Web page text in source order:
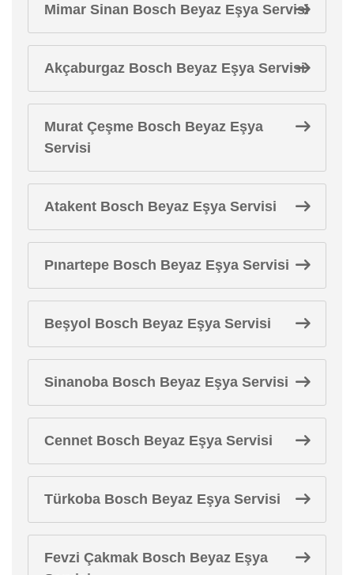
Mimar Sinan Bosch Beyaz Eşya Servisi
Akçaburgaz Bosch Beyaz Eşya Servisi
Murat Çeşme Bosch Beyaz Eşya
Servisi
Atakent Bosch Beyaz Eşya Servisi
Pınartepe Bosch Beyaz Eşya Servisi
Beşyol Bosch Beyaz Eşya Servisi
Sinanoba Bosch Beyaz Eşya Servisi
Cennet Bosch Beyaz Eşya Servisi
Türkoba Bosch Beyaz Eşya Servisi
Fevzi Çakmak Bosch Beyaz Eşya